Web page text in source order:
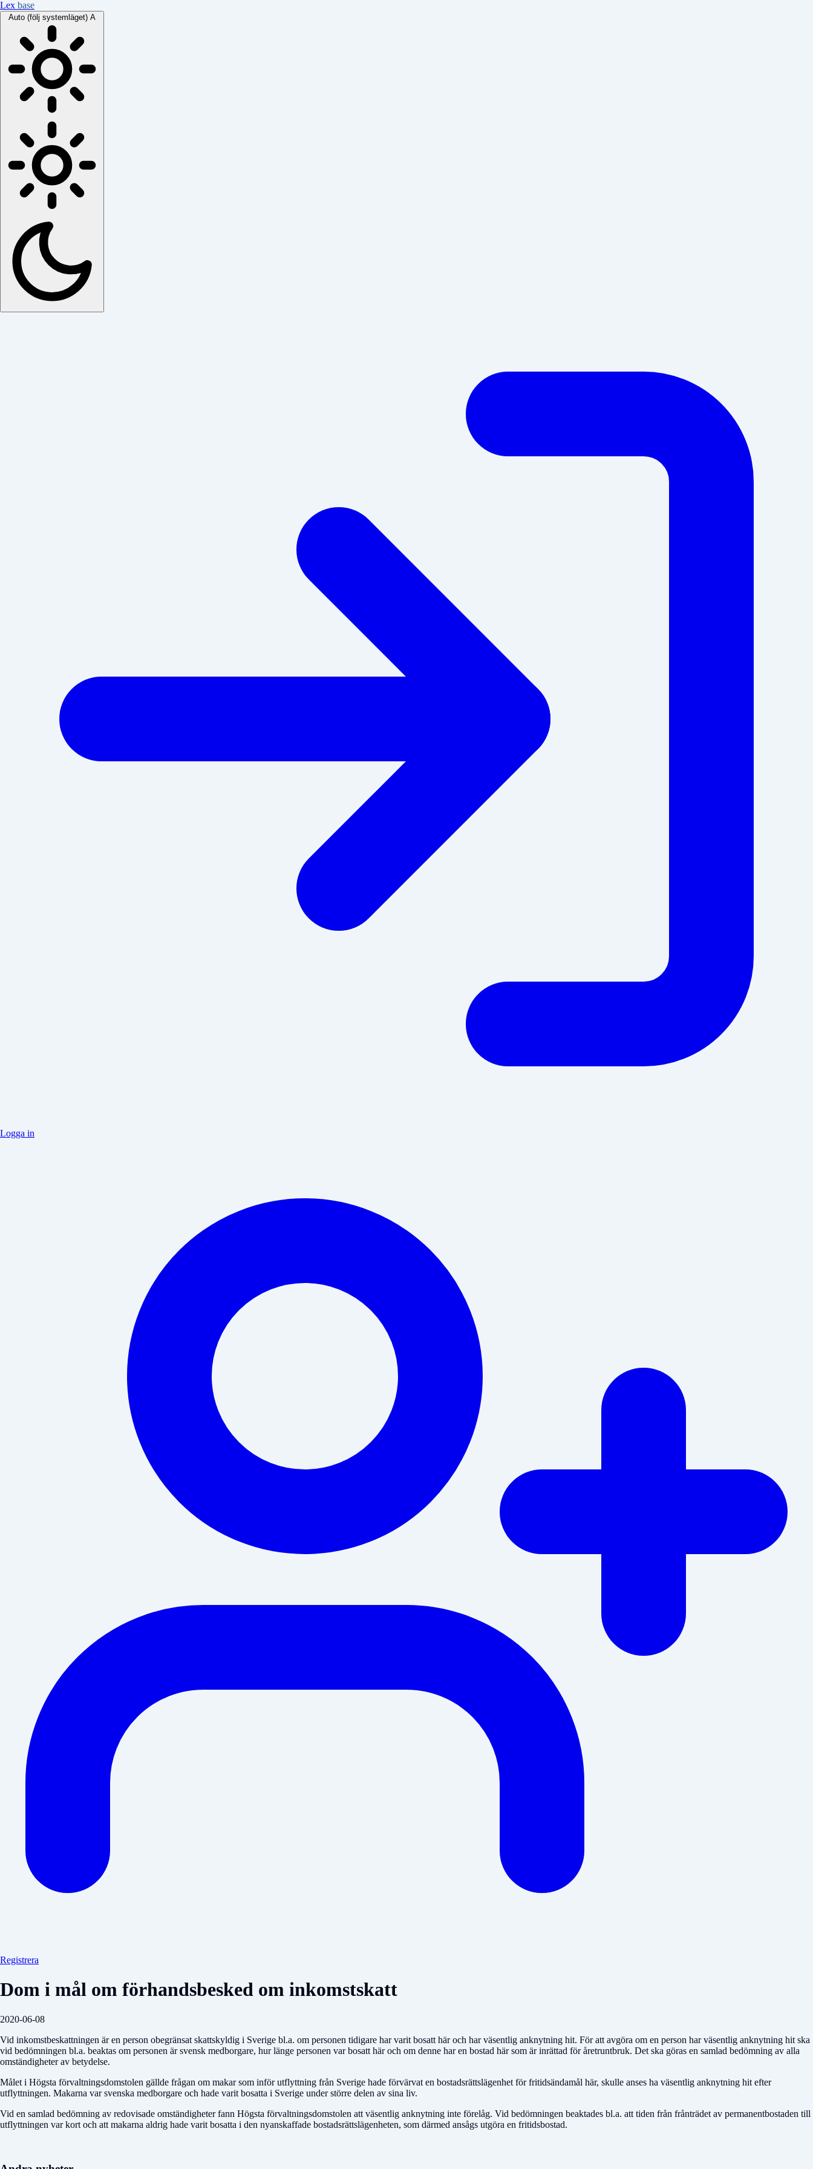
Lex base
Auto (följ systemläget) A
Logga in
Registrera
Dom i mål om förhandsbesked om inkomstskatt
2020-06-08
Vid inkomstbeskattningen är en person obegränsat skattskyldig i Sverige bl.a. om personen tidigare har varit bosatt här och har väsentlig anknytning hit. För att avgöra om en person har väsentlig anknytning hit ska
vid bedömningen bl.a. beaktas om personen är svensk medborgare, hur länge personen var bosatt här och om denne har en bostad här som är inrättad för åretruntbruk. Det ska göras en samlad bedömning av alla
omständigheter av betydelse.
Målet i Högsta förvaltningsdomstolen gällde frågan om makar som inför utflyttning från Sverige hade förvärvat en bostadsrättslägenhet för fritidsändamål här, skulle anses ha väsentlig anknytning hit efter
utflyttningen. Makarna var svenska medborgare och hade varit bosatta i Sverige under större delen av sina liv.
Vid en samlad bedömning av redovisade omständigheter fann Högsta förvaltningsdomstolen att väsentlig anknytning inte förelåg. Vid bedömningen beaktades bl.a. att tiden från frånträdet av permanentbostaden till
utflyttningen var kort och att makarna aldrig hade varit bosatta i den nyanskaffade bostadsrättslägenheten, som därmed ansågs utgöra en fritidsbostad.